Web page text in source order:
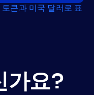
큰과 미국 달러로 표
가요?